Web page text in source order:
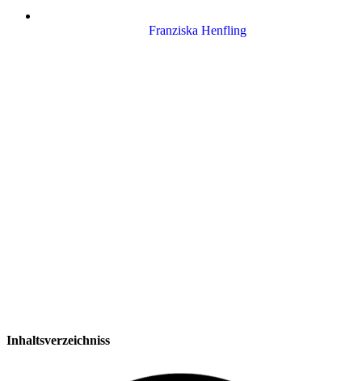
Franziska Henfling
Inhaltsverzeichniss